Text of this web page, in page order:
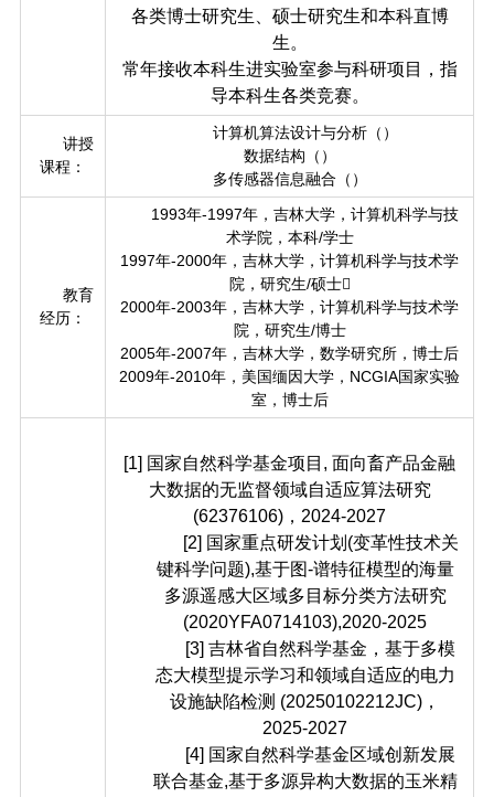
各类博士研究生、硕士研究生和本科直博
生。
常年接收本科生进实验室参与科研项目，指
导本科生各类竞赛。
讲授
课程：
计算机算法设计与分析（）
数据结构（）
多传感器信息融合（）
教育
经历：
1993年-1997年，吉林大学，计算机科学与技
术学院，本科/学士
1997年-2000年，吉林大学，计算机科学与技术学
院，研究生/硕士
2000年-2003年，吉林大学，计算机科学与技术学
院，研究生/博士
2005年-2007年，吉林大学，数学研究所，博士后
2009年-2010年，美国缅因大学，NCGIA国家实验
室，博士后
[1] 国家自然科学基金项目 , 面向畜产品金融
大数据的无监督领域自适应算法研究
(62376106)，2024-2027
[2] 国家重点研发计划(变革性技术关
键科学问题),基于图-谱特征模型的海量
多源遥感大区域多目标分类方法研究
(2020YFA0714103),2020-2025
[3] 吉林省自然科学基金，基于多模
态大模型提示学习和领域自适应的电力
设施缺陷检测 (20250102212JC)，
2025-2027
[4] 国家自然科学基金区域创新发展
联合基金,基于多源异构大数据的玉米精